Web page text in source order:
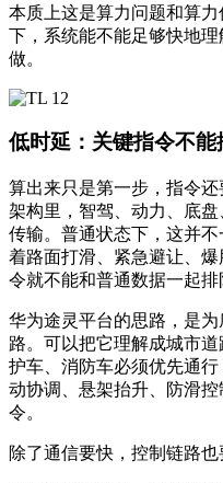
本质上这是算力问题和算
下，系统能不能足够快地
做。
低时延：关键指令不能
算出来只是第一步，指令
架构里，智驾、动力、底
传输。普通状态下，这并
着路面打滑、紧急避让、
令就不能和普通数据一起排
华为途灵平台的思路，是
路。可以把它理解成城市
护车、消防车必须优先通
动协调、悬架抬升、防滑
令。
除了通信要快，控制链路也